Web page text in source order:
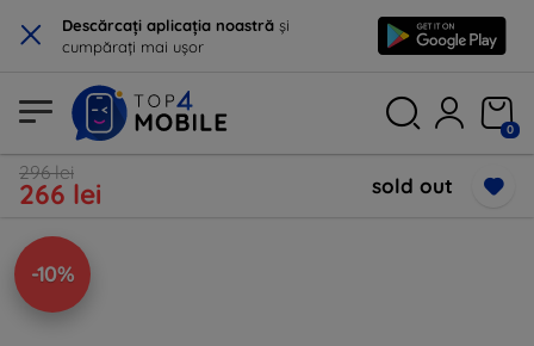
× Descărcați aplicația noastră și
cumpărați mai ușor
0
296 lei
266 lei sold out
-10%